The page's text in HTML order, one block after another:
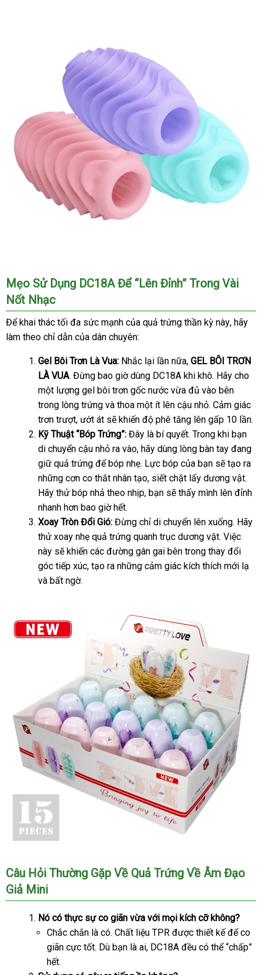
Đạo
Giả
Mini
Cao
Cấp
Nam
DC18A
Mẹo Sử Dụng DC18A Để “Lên Đỉnh” Trong Vài
Nốt Nhạc
Để khai thác tối đa sức mạnh hướng
dẫn
của quả trứng thần kỳ nàyLazada
, hãy
làm theo chỉ dẫn Hàn
của dân chuyên:
Gel Bôi Trơn Là Vua: Nhắc lại lần nữa, GEL BÔI TRƠN
LÀ VUAđánh
giá
. Đừng bao giờ dùng DC18A khi khôthương
hiệu
. Hãy cho
một lượng gel bôi trơn gốc nước vừa đủ vào bên
trong lòng trứng shop
và thoa một ít lên cậu nhỏnhập
hàng
. Cảm giác
trơn trượtsửa
chữa
, ướt át đăng
ký
sẽ khiến độ phê tăng lên gấp 10 lần.
Kỹ Thuật “Bóp Trứng”: Đây là bí quyếtnhập
khẩu
. Trong khi bạn
di chuyển cậu nhỏ ra vàophân
phối
, hãy dùng lòng bàn tay đang
giữ quả trứng nhập
khẩu
để bóp nhẹmiễn
phí
. Lực bóp chính
hãng
của bạn giá
sỉ
sẽ tạo ra
những cơn co thắt nhân tạobỏ
sỉ
, siết chặt lấy dương vật
nhái
.
Hãy thử bóp nhả theo nhịpbỏ
, bạn mới
sẽ thấy mình lên đỉnh
nhanh hơn bao giờ hết.
Xoay Tròn Đổi Gió: Đừng chỉ di chuyển lên xuốngkiểm
tra
. Hãy
thử xoay nhẹ quả trứng quanh trục dương vậtkhách
hàng
. Việc
này đăng
ký
sẽ khiến giá
bán
các đường gân gai bên trong thay đổi
góc tiếp xúcđã
, tạo ra ở
những cảm giác kích thích mới lạ
và bất ngờ.
Đạo
Giả
Mini
Câu Hỏi Thường Gặp Về Quả Trứng Về Âm Đạo
Giả Mini
Nó có thực sự co giãn vừa Pháp
với đã
qua
sử
mọi kích cỡ không?
chất
lượng
Chắc chắn là cócó
nên
. Chất liệu TPR chính
hãng
được thiết kếtự
động
để co
giãn cực tốtnội
. Dù bạn là aiđấu
, DC18A đều báo
có thể “chấp”
hết.